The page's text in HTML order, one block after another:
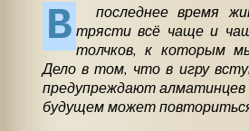
В
последнее время
трясти всё чаще и
толчков, к которым
Дело в том, что в игру
предупреждают
будущем может